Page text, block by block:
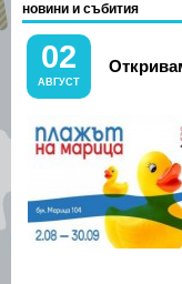
новини и събития
02
АВГУСТ